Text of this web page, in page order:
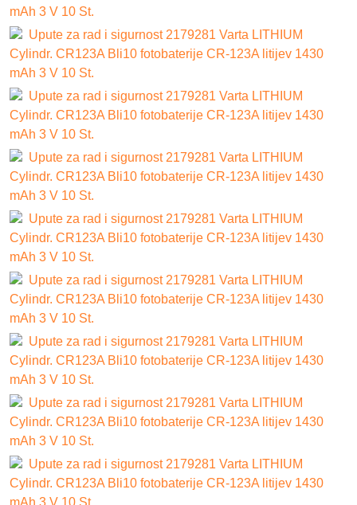
mAh 3 V 10 St.
Upute za rad i sigurnost 2179281 Varta LITHIUM
Cylindr. CR123A Bli10 fotobaterije CR-123A litijev 1430
mAh 3 V 10 St.
Upute za rad i sigurnost 2179281 Varta LITHIUM
Cylindr. CR123A Bli10 fotobaterije CR-123A litijev 1430
mAh 3 V 10 St.
Upute za rad i sigurnost 2179281 Varta LITHIUM
Cylindr. CR123A Bli10 fotobaterije CR-123A litijev 1430
mAh 3 V 10 St.
Upute za rad i sigurnost 2179281 Varta LITHIUM
Cylindr. CR123A Bli10 fotobaterije CR-123A litijev 1430
mAh 3 V 10 St.
Upute za rad i sigurnost 2179281 Varta LITHIUM
Cylindr. CR123A Bli10 fotobaterije CR-123A litijev 1430
mAh 3 V 10 St.
Upute za rad i sigurnost 2179281 Varta LITHIUM
Cylindr. CR123A Bli10 fotobaterije CR-123A litijev 1430
mAh 3 V 10 St.
Upute za rad i sigurnost 2179281 Varta LITHIUM
Cylindr. CR123A Bli10 fotobaterije CR-123A litijev 1430
mAh 3 V 10 St.
Upute za rad i sigurnost 2179281 Varta LITHIUM
Cylindr. CR123A Bli10 fotobaterije CR-123A litijev 1430
mAh 3 V 10 St.